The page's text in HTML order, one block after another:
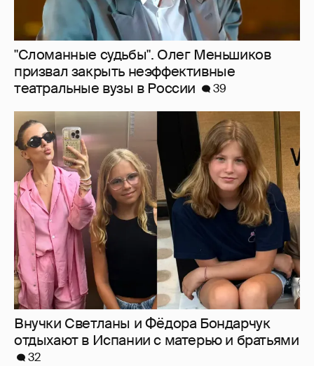
"Сломанные судьбы". Олег Меньшиков
призвал закрыть неэффективные
театральные вузы в России
39
Внучки Светланы и Фёдора Бондарчук
отдыхают в Испании с матерью и братьями
32